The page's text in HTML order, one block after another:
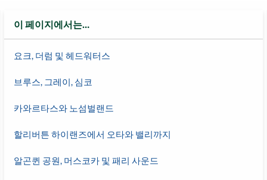
이 페이지에서는…
요크, 더럼 및 헤드워터스
브루스, 그레이, 심코
카와르타스와 노섬벌랜드
할리버튼 하이랜즈에서 오타와 밸리까지
알곤퀸 공원, 머스코카 및 패리 사운드